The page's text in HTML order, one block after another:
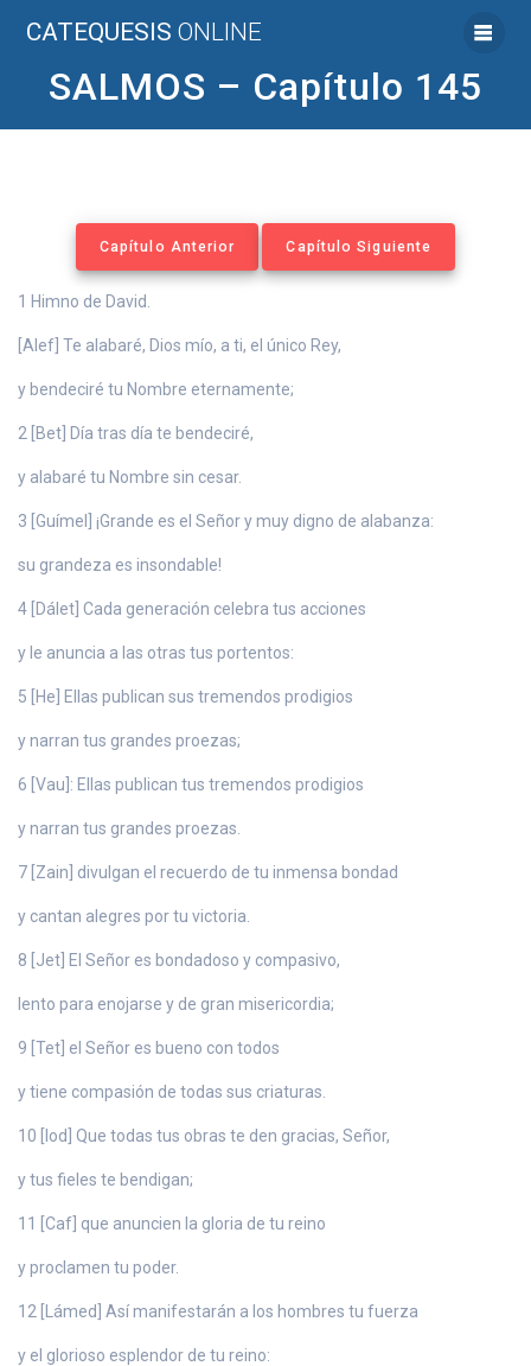
CATEQUESIS ONLINE
SALMOS – Capítulo 145
Capítulo Anterior Capítulo Siguiente
1 Himno de David.
[Alef] Te alabaré, Dios mío, a ti, el único Rey,
y bendeciré tu Nombre eternamente;
2 [Bet] Día tras día te bendeciré,
y alabaré tu Nombre sin cesar.
3 [Guímel] ¡Grande es el Señor y muy digno de alabanza:
su grandeza es insondable!
4 [Dálet] Cada generación celebra tus acciones
y le anuncia a las otras tus portentos:
5 [He] Ellas publican sus tremendos prodigios
y narran tus grandes proezas;
6 [Vau]: Ellas publican tus tremendos prodigios
y narran tus grandes proezas.
7 [Zain] divulgan el recuerdo de tu inmensa bondad
y cantan alegres por tu victoria.
8 [Jet] El Señor es bondadoso y compasivo,
lento para enojarse y de gran misericordia;
9 [Tet] el Señor es bueno con todos
y tiene compasión de todas sus criaturas.
10 [Iod] Que todas tus obras te den gracias, Señor,
y tus fieles te bendigan;
11 [Caf] que anuncien la gloria de tu reino
y proclamen tu poder.
12 [Lámed] Así manifestarán a los hombres tu fuerza
y el glorioso esplendor de tu reino: